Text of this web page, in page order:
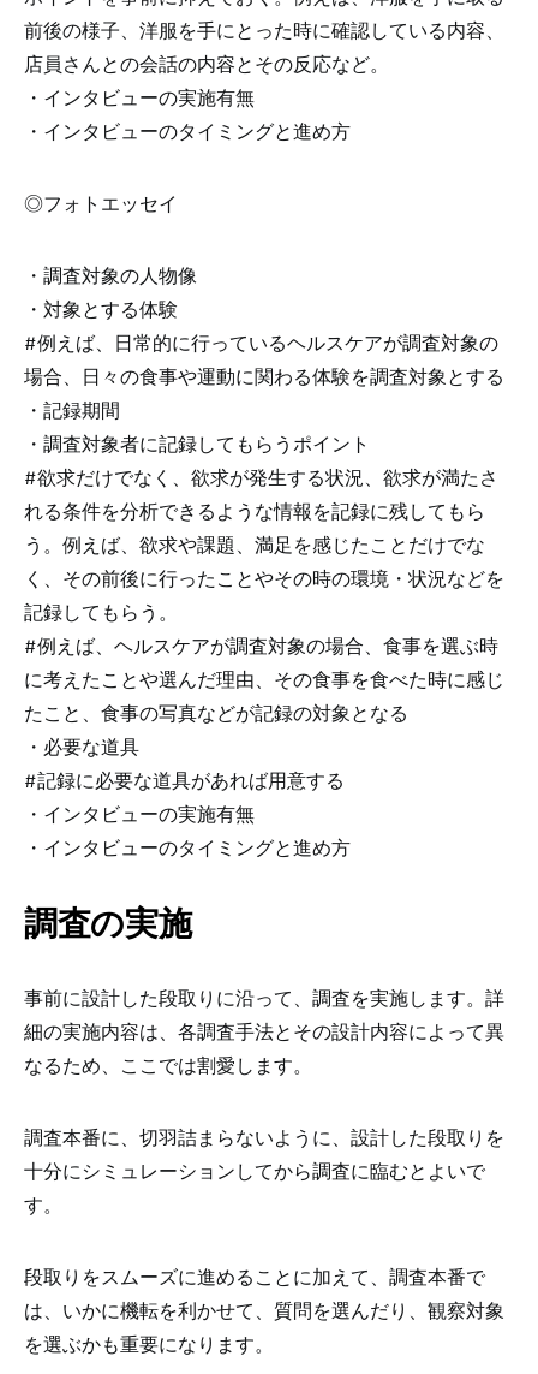
前後の様子、洋服を手にとった時に確認している内容、
店員さんとの会話の内容とその反応など。
・インタビューの実施有無
・インタビューのタイミングと進め方
◎フォトエッセイ
・調査対象の人物像
・対象とする体験
#例えば、日常的に行っているヘルスケアが調査対象の
場合、日々の食事や運動に関わる体験を調査対象とする
・記録期間
・調査対象者に記録してもらうポイント
#欲求だけでなく、欲求が発生する状況、欲求が満たさ
れる条件を分析できるような情報を記録に残してもら
う。例えば、欲求や課題、満足を感じたことだけでな
く、その前後に行ったことやその時の環境・状況などを
記録してもらう。
#例えば、ヘルスケアが調査対象の場合、食事を選ぶ時
に考えたことや選んだ理由、その食事を食べた時に感じ
たこと、食事の写真などが記録の対象となる
・必要な道具
#記録に必要な道具があれば用意する
・インタビューの実施有無
・インタビューのタイミングと進め方
調査の実施
事前に設計した段取りに沿って、調査を実施します。詳
細の実施内容は、各調査手法とその設計内容によって異
なるため、ここでは割愛します。
調査本番に、切羽詰まらないように、設計した段取りを
十分にシミュレーションしてから調査に臨むとよいで
す。
段取りをスムーズに進めることに加えて、調査本番で
は、いかに機転を利かせて、質問を選んだり、観察対象
を選ぶかも重要になります。